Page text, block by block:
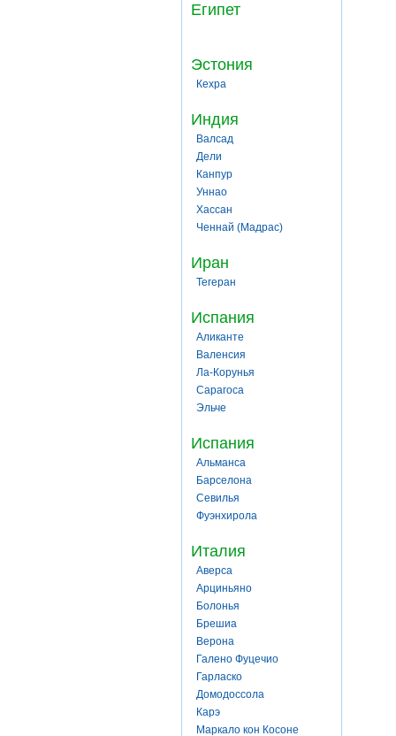
Египет
Эстония
Кехра
Индия
Валсад
Дели
Канпур
Уннао
Хассан
Ченнай (Мадрас)
Иран
Тегеран
Испания
Аликанте
Валенсия
Ла-Корунья
Сарагоса
Эльче
Испания
Альманса
Барселона
Севилья
Фуэнхирола
Италия
Аверса
Арциньяно
Болонья
Брешиа
Верона
Галено Фуцечио
Гарласко
Домодоссола
Карэ
Маркало кон Косоне